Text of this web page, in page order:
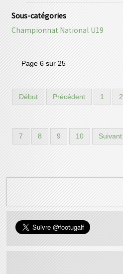
Sous-catégories
Championnat National U19
Page 6 sur 25
Début Précédent 1 2
7 8 9 10 Suivant